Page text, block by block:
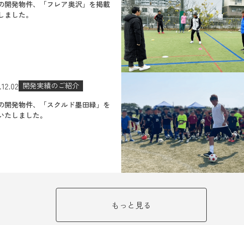
開発物件、「フレア奥沢」を掲載
ました。
開発実績のご紹介
開発物件、「スクルド墨田緑」を
たしました。
もっと見る